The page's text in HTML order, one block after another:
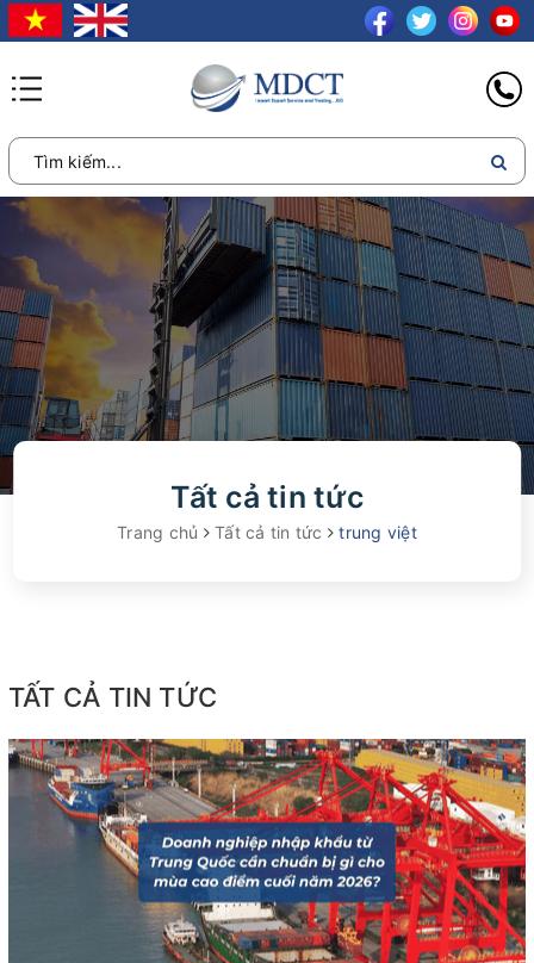
Tất cả tin tức
Trang chủ Tất cả tin tức trung việt
TẤT CẢ TIN TỨC